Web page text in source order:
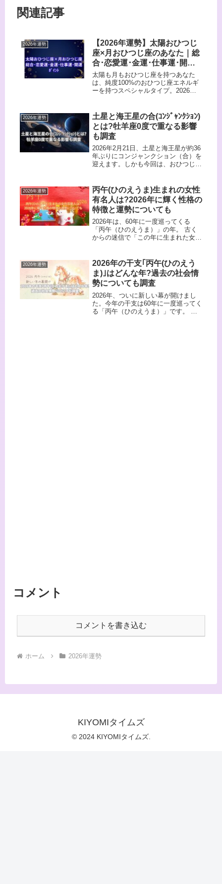
関連記事
2026年運勢
【2026年運勢】太陽おひつじ
座×月おひつじ座のあなた｜総
合･恋愛運･金運･仕事運･開運
ﾎﾟｲﾝﾄ
太陽も月もおひつじ座を持つあなた
は、純度100%のおひつじ座エネルギ
ーを持つスペシャルタイプ。2026年
す。■ 太陽おひつじ座×月おひつじ座
の基本性格情熱・行動・決断を象徴
す...
2026年運勢
土星と海王星の合(ｺﾝｼﾞｬﾝｸｼｮﾝ)
とは?牡羊座0度で重なる影響
も調査
2026年2月21日、土星と海王星が約36
年ぶりにコンジャンクション（合）を
迎えます。​しかも今回は、おひつじ座
われています。この記事では、そもそ
も「土星と海王星の合って...
2026年運勢
丙午(ひのえうま)生まれの女性
有名人は?2026年に輝く性格の
特徴と運勢についても
2026年は、60年に一度巡ってくる
「丙午（ひのえうま）」の年。 古く
からの迷信で「この年に生まれた女性
度変わりつつあります。実は、丙午生
まれの女性こそ、現代が求める「自...
2026年運勢
2026年の干支｢丙午(ひのえう
ま)｣はどんな年?過去の社会情
勢についても調査
2026年、ついに新しい幕が開けまし
た。今年の干支は60年に一度巡ってく
る「丙午（ひのえうま）」です。 古
コメント
コメントを書き込む
ホーム 2026年運勢
KIYOMIタイムズ
© 2024 KIYOMIタイムズ.